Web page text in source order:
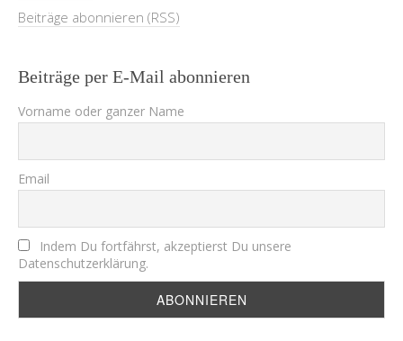
Beiträge abonnieren (RSS)
Beiträge per E-Mail abonnieren
Vorname oder ganzer Name
Email
Indem Du fortfährst, akzeptierst Du unsere
Datenschutzerklärung.